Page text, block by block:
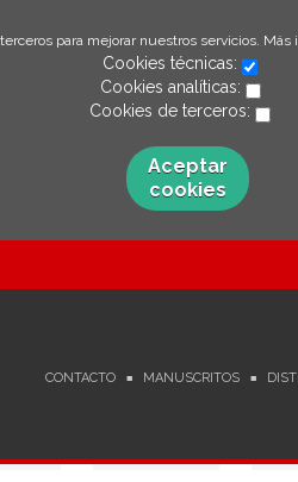
para mejorar nuestros servicios.
Cookies técnicas:
Cookies analíticas:
Cookies de terceros:
Aceptar
cookies
CONTACTO MANUSCRITOS